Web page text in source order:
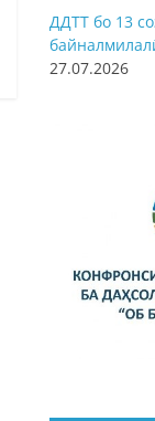
ДДТТ бо 13
27.07.2026